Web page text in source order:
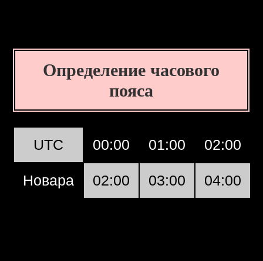
Определение часового
пояса
UTC 00:00 01:00 02:00
Новара 02:00 03:00 04:00